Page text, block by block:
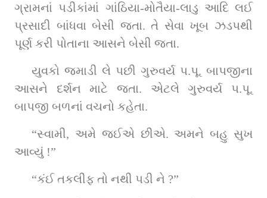
ગ્રામનાં પડીકાંમાં ગાંઠિયા-મોતૈયા-લાડુ આદિ લઈ
પ્રસાદી બાંધવા બેસી જતા. તે સેવા ખૂબ ઝડપથી
પૂર્ણ કરી પોતાના આસને બેસી જતા.
યુવકો જમાડી લે પછી ગુરુવર્ય પ.પૂ. બાપજીના
આસને દર્શન માટે જતા. એટલે ગુરુવર્ય પ.પૂ.
બાપજી બળનાં વચનો કહેતા.
“સ્વામી, અમે જઈએ છીએ. અમને બહુ સુખ
આવ્યું !”
“કંઈ તકલીફ તો નથી પડી ને ?”